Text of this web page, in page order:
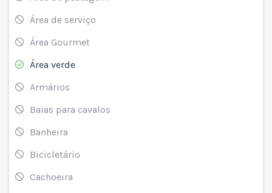
Área de serviço
Área Gourmet
Área verde
Armários
Baias para cavalos
Banheira
Bicicletário
Cachoeira